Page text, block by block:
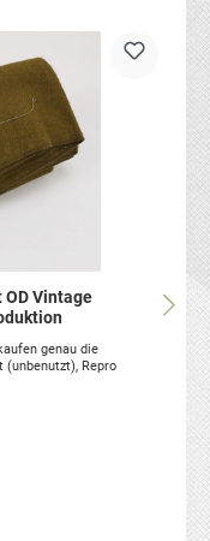
OD Vintage
genau die
(unbenutzt), Repro